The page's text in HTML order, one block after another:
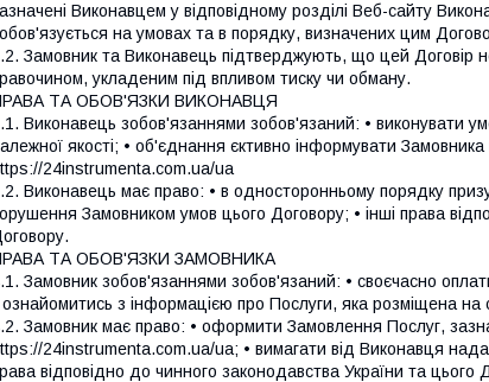
Виконавцем у відповідному розділі Веб-сайту
на умовах та в порядку, визначених цим
Замовник та Виконавець підтверджують, що цей Договір
укладеним під впливом тиску чи обману.
ТА ОБОВ'ЯЗКИ ВИКОНАВЦЯ
Виконавець зобов'язаннями зобов'язаний: • виконувати
якості; • об'єднання єктивно інформувати
24instrumenta.com.ua/ua
Виконавець має право: • в односторонньому порядку
Замовником умов цього Договору; • інші права
ТА ОБОВ'ЯЗКИ ЗАМОВНИКА
Замовник зобов'язаннями зобов'язаний: • своєчасно
ознайомитись з інформацією про Послуги, яка розміщена на
Замовник має право: • оформити Замовлення Послуг,
24instrumenta.com.ua/ua; • вимагати від Виконавця
відповідно до чинного законодавства України та цього